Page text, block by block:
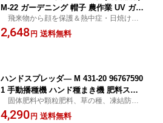
M-22 ガーデニング 帽子 農作業 UV ガー
ド 畑仕事 高芝ギムネ製作所 【送料無
料】
飛来物から顔を保護＆熱中症・日焼け対
策！ 送料無料
2,648円 送料無料
ハンドスプレッダ— M 431-20 96767590
1 手動播種機 ハンド種まき機 肥料スプ
レッダー ガルデナ GARDENA 【送料無
料】
固体肥料や顆粒肥料、草の種、凍結防止
用の塩を簡単に均等に散布 送料無料
4,290円 送料無料